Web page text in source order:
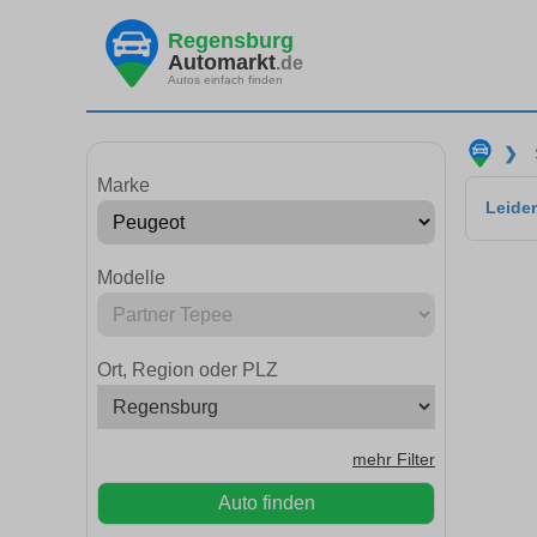
Regensburg
Automarkt.de
Autos einfach finden
Marke
Modelle
Ort, Region oder PLZ
mehr Filter
Auto finden
❯